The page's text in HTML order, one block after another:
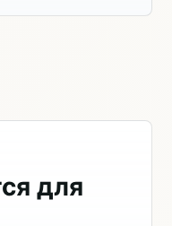
для